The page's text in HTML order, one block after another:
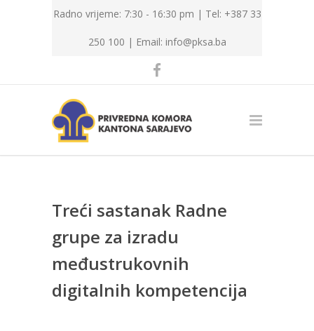
Radno vrijeme: 7:30 - 16:30 pm | Tel: +387 33
250 100 | Email: info@pksa.ba
Treći sastanak Radne
grupe za izradu
međustrukovnih
digitalnih kompetencija